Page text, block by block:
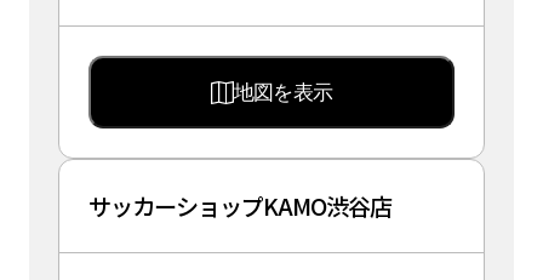
地図を表示
サッカーショップKAMO渋谷店